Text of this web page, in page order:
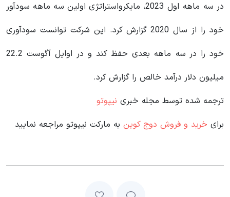
در سه ماهه اول 2023، مایکرواستراتژی اولین سه ماهه سودآور
خود را از سال 2020 گزارش کرد. این شرکت توانست سودآوری
خود را در سه ماهه بعدی حفظ کند و در اوایل آگوست 22.2
میلیون دلار درآمد خالص را گزارش کرد.
ترجمه شده توسط مجله خبری نیپوتو
برای خرید و فروش دوج کوین به مارکت نیپوتو مراجعه نمایید